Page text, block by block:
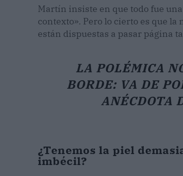
Martín insiste en que todo fue
contexto». Pero lo cierto es que
están dispuestas a pasar página
LA POLÉMICA
BORDE: VA DE
ANÉCDOTA
¿Tenemos la piel
imbécil?